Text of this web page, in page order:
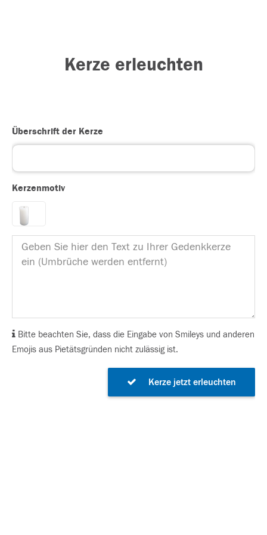
Kerze erleuchten
Überschrift der Kerze
Kerzenmotiv
Bitte beachten Sie, dass die Eingabe von Smileys und anderen
Emojis aus Pietätsgründen nicht zulässig ist.
Kerze jetzt erleuchten